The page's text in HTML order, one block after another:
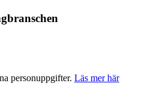
personuppgifter. Läs mer här